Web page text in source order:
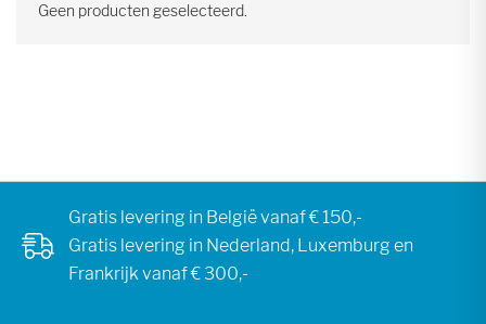
Geen producten geselecteerd.
Gratis levering in België vanaf € 150,-
Gratis levering in Nederland, Luxemburg en
Frankrijk vanaf € 300,-